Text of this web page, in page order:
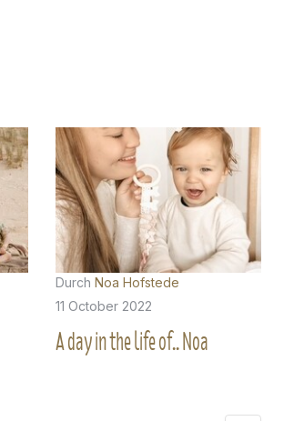
Durch Noa Hofstede
11 October 2022
A day in the life of.. Noa